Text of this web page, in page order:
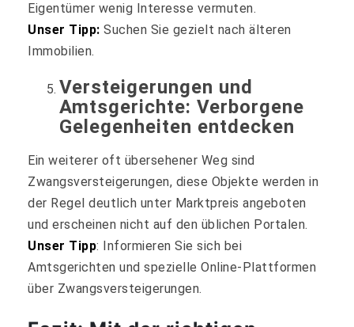
Eigentümer wenig Interesse vermuten.
Unser Tipp: Suchen Sie gezielt nach älteren
Immobilien.
Versteigerungen und
Amtsgerichte: Verborgene
Gelegenheiten entdecken
Ein weiterer oft übersehener Weg sind
Zwangsversteigerungen, diese Objekte werden in
der Regel deutlich unter Marktpreis angeboten
und erscheinen nicht auf den üblichen Portalen.
Unser Tipp: Informieren Sie sich bei
Amtsgerichten und spezielle Online-Plattformen
über Zwangsversteigerungen.